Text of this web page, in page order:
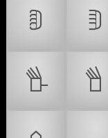
𝡓
𝡔
𝡘
𝡙